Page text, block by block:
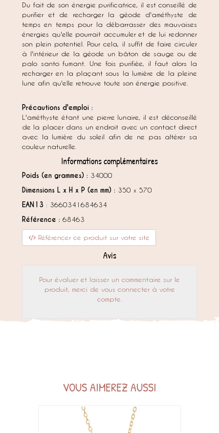
Du fait de son énergie purificatrice, il est conseillé de
purifier et de recharger la géode d'améthyste de
temps en temps pour la débarrasser des mauvaises
énergies qu'elle pourrait accumuler et de lui redonner
son plein potentiel. Pour cela, il suffit de faire circuler
à l'intérieur de la géode un bâton de sauge ou de
palo santo fumant. Une fois purifiée, il faut alors la
recharger en la plaçant sous la lumière de la pleine
lune afin qu'elle retrouve toute son énergie positive.
Précautions d'emploi :
L'améthyste étant une pierre lunaire, il est déconseillé
de la placer dans un endroit avec un contact direct
avec la lumière du soleil afin de ne pas altérer sa
couleur naturelle.
Informations complémentaires
Poids (en grammes) : 34000
Dimensions L x H x P (en mm) : 350 x 570
EAN13 : 3660341684634
Référence : 68463
Référencer ce produit sur votre site
Avis
Pour évaluer et laisser un commentaire sur le
produit, merci de vous connecter à votre
compte.
VOUS AIMEREZ AUSSI